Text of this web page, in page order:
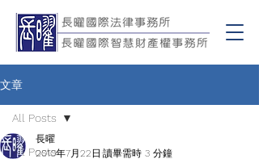
文章
All Posts
All Posts
長曜
2010年7月22日 讀畢需時 3 分鐘